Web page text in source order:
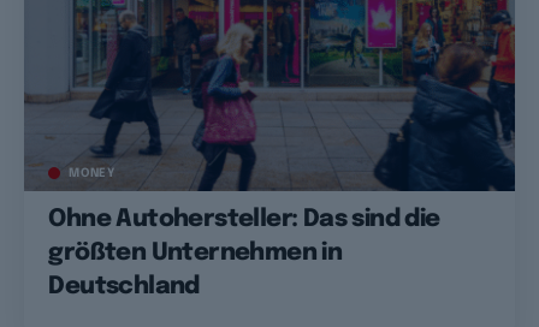
MONEY
Ohne Autohersteller: Das sind die
größten Unternehmen in
Deutschland